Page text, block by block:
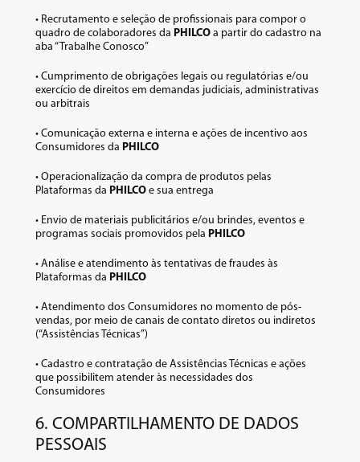
• Recrutamento e seleção de profissionais para compor o
quadro de colaboradores da PHILCO a partir do cadastro na
aba “Trabalhe Conosco”
• Cumprimento de obrigações legais ou regulatórias e/ou
exercício de direitos em demandas judiciais, administrativas
ou arbitrais
• Comunicação externa e interna e ações de incentivo aos
Consumidores da PHILCO
• Operacionalização da compra de produtos pelas
Plataformas da PHILCO e sua entrega
• Envio de materiais publicitários e/ou brindes, eventos e
programas sociais promovidos pela PHILCO
• Análise e atendimento às tentativas de fraudes às
Plataformas da PHILCO
• Atendimento dos Consumidores no momento de pós-
vendas, por meio de canais de contato diretos ou indiretos
(“Assistências Técnicas”)
• Cadastro e contratação de Assistências Técnicas e ações
que possibilitem atender às necessidades dos
Consumidores
6. COMPARTILHAMENTO DE DADOS
PESSOAIS